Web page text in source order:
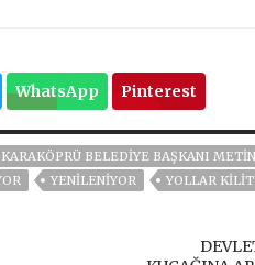
WhatsApp Pinterest
KARAKÖPRÜ BELEDIYE BAŞKANI
YENİLENİYOR YOLLAR